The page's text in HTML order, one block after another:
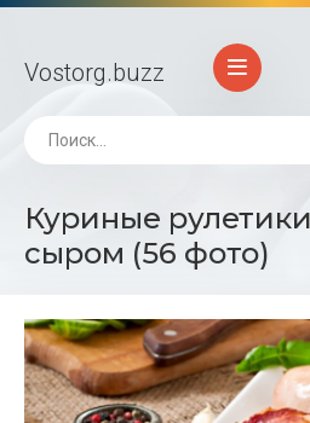
Vostorg.buzz
Куриные
сыром (56 фото)